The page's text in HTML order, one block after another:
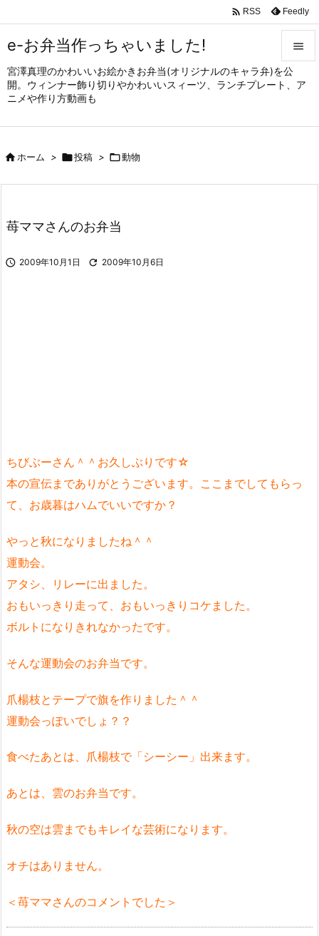
e-お弁当作っちゃいました!
宮澤真理のかわいいお絵かきお弁当(オリジナルのキャラ弁)を公
開。ウィンナー飾り切りやかわいいスィーツ、ランチプレート、ア
ニメや作り方動画も


メニュ
サイド

 RSS Feedly
ホーム > 投稿 > 動物
苺ママさんのお弁当
 2009年10月1日  2009年10月6日
ちびぶーさん＾＾お久しぶりです☆
本の宣伝までありがとうございます。ここまでしてもらっ
て、お歳暮はハムでいいですか？
やっと秋になりましたね＾＾
運動会。
アタシ、リレーに出ました。
おもいっきり走って、おもいっきりコケました。
ボルトになりきれなかったです。
そんな運動会のお弁当です。
爪楊枝とテープで旗を作りました＾＾
運動会っぽいでしょ？？
食べたあとは、爪楊枝で「シーシー」出来ます。
あとは、雲のお弁当です。
秋の空は雲までもキレイな芸術になります。
オチはありません。
＜苺ママさんのコメントでした＞